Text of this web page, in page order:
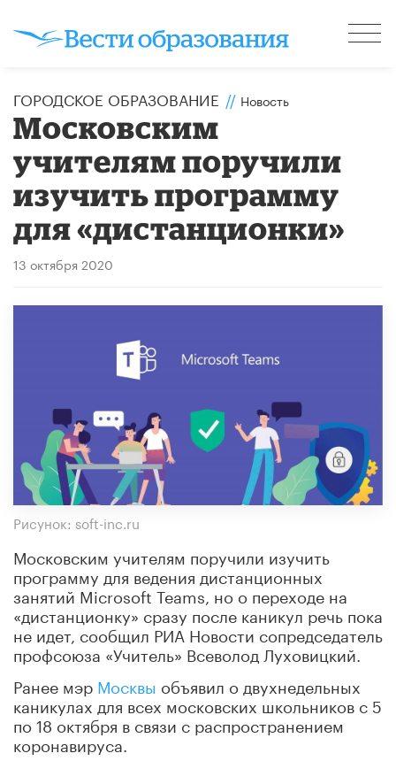
ГОРОДСКОЕ ОБРАЗОВАНИЕ // Новость
Московским
учителям поручили
изучить программу
для «дистанционки»
13 октября 2020
Рисунок: soft-inc.ru
Московским учителям поручили изучить
программу для ведения дистанционных
занятий Microsoft Teams, но о переходе на
«дистанционку» сразу после каникул речь пока
не идет, сообщил РИА Новости сопредседатель
профсоюза «Учитель» Всеволод Луховицкий.
Ранее мэр Москвы объявил о двухнедельных
каникулах для всех московских школьников с 5
по 18 октября в связи с распространением
коронавируса.